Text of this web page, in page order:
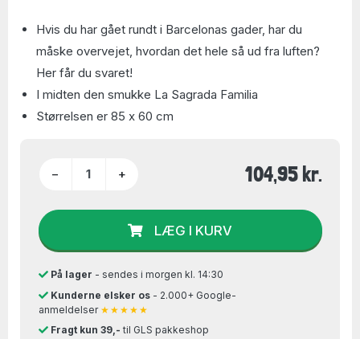
Hvis du har gået rundt i Barcelonas gader, har du
måske overvejet, hvordan det hele så ud fra luften?
Her får du svaret!
I midten den smukke La Sagrada Familia
Størrelsen er 85 x 60 cm
− + 104,95 kr.
LÆG I KURV
På lager - sendes i morgen kl. 14:30
Kunderne elsker os- 2.000+ Google-
anmeldelser ★★★★★
Fragt kun 39,- til GLS pakkeshop